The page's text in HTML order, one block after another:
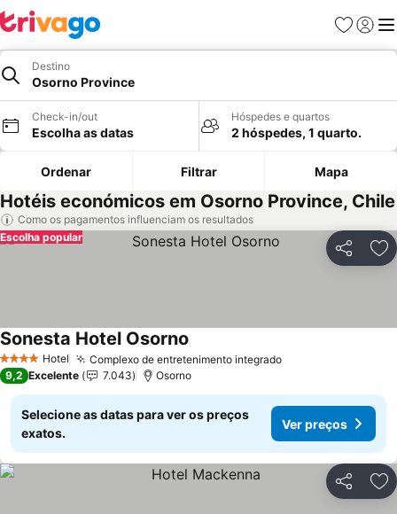
Favoritos
Iniciar
Destino
Osorno Province
Check-in/out
Escolha as datas
Hóspedes e quartos
2 hóspedes, 1 quarto.
Ordenar Filtrar Mapa
Hotéis económicos em Osorno Province, Chile
Como os pagamentos influenciam os resultados
Partilhar
Escolha popular
4 EstrelasHotel Complexo de entretenimento integradoVer preços
Sonesta Hotel Osorno
9,2 Excelente 7.043 Osorno
Selecione as datas para ver os preços
exatos.
Ver preços
Partilhar